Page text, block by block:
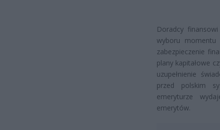
Doradcy
wyboru
zabezpieczenie
plany kapitałowe
uzupełnienie
przed polskim
emeryturze
emerytów.